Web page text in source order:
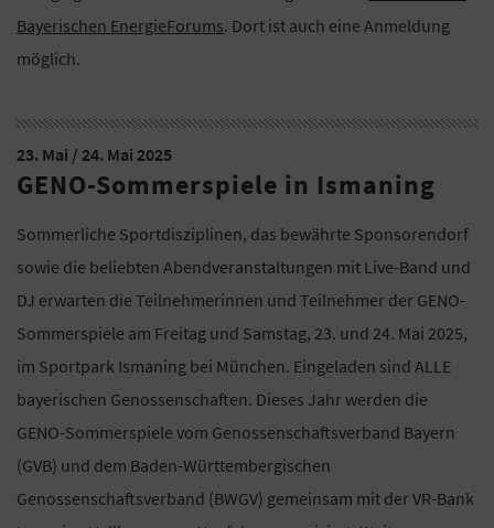
Bayerischen EnergieForums. Dort ist auch eine Anmeldung
möglich.
23. Mai / 24. Mai 2025
GENO-Sommerspiele in Ismaning
Sommerliche Sportdisziplinen, das bewährte Sponsorendorf
sowie die beliebten Abendveranstaltungen mit Live-Band und
DJ erwarten die Teilnehmerinnen und Teilnehmer der GENO-
Sommerspiele am Freitag und Samstag, 23. und 24. Mai 2025,
im Sportpark Ismaning bei München. Eingeladen sind ALLE
bayerischen Genossenschaften. Dieses Jahr werden die
GENO-Sommerspiele vom Genossenschaftsverband Bayern
(GVB) und dem Baden-Württembergischen
Genossenschaftsverband (BWGV) gemeinsam mit der VR-Bank